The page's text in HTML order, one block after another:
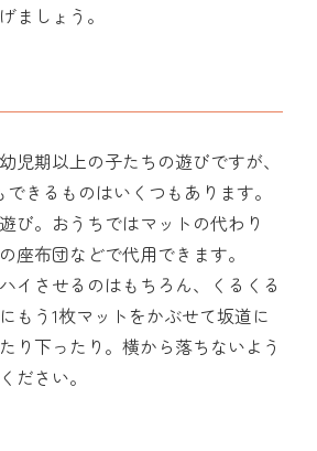
ましょう。
児期以上の子たちの遊びですが、
きるものはいくつもあります。
び。おうちではマットの代わり
座布団などで代用できます。
イさせるのはもちろん、くるくる
もう1枚マットをかぶせて坂道に
り下ったり。横から落ちないよう
ださい。